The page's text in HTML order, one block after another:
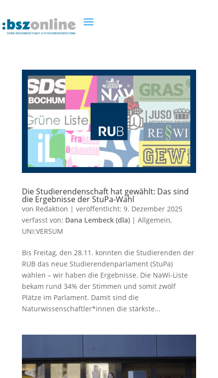
Die Studierendenschaft hat gewählt: Das sind
die Ergebnisse der StuPa-Wahl
von Redaktion | veröffentlicht: 9. Dezember 2025
verfasst von: Dana Lembeck (dla)| Allgemein,
UNI:VERSUM
Bis Freitag, den 28.11. konnten die Studierenden der
RUB das neue Studierendenparlament (StuPa)
wählen – wir haben die Ergebnisse. Die NaWi-Liste
bekam rund 34% der Stimmen und somit zwölf
Plätze im Parlament. Damit sind die
Naturwissenschaftler*innen die stärkste...